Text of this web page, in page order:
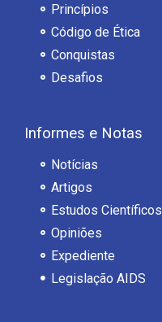
Princípios
Código de Ética
Conquistas
Desafios
Informes e Notas
Notícias
Artigos
Estudos Científicos
Opiniões
Expediente
Legislação AIDS